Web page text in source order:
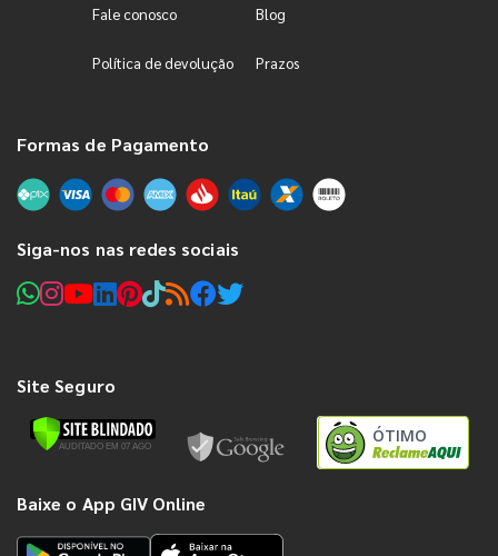
Fale conosco Blog
Política de devolução Prazos
Formas de Pagamento
Siga-nos nas redes sociais
Site Seguro
ÓTIMO
Baixe o App GIV Online